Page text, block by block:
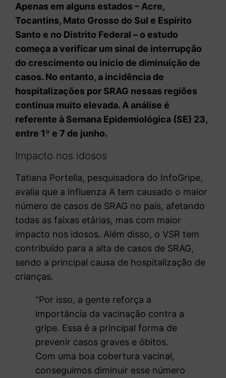
Apenas em alguns estados – Acre,
Tocantins, Mato Grosso do Sul e Espírito
Santo e no Distrito Federal – o estudo
começa a verificar um sinal de interrupção
do crescimento ou início de diminuição de
casos. No entanto, a incidência de
hospitalizações por SRAG nessas regiões
continua muito elevada. A análise é
referente à Semana Epidemiológica (SE) 23,
entre 1º e 7 de junho.
Impacto nos idosos
Tatiana Portella, pesquisadora do InfoGripe,
avalia que a influenza A tem causado o maior
número de casos de SRAG no país, afetando
todas as faixas etárias, mas com maior
impacto nos idosos. Além disso, o VSR tem
contribuído para a alta de casos de SRAG,
sendo a principal causa de hospitalização de
crianças.
“Por isso, a gente reforça a
importância da vacinação contra a
gripe. Essa é a principal forma de
prevenir casos graves e óbitos.
Com uma boa cobertura vacinal,
conseguimos diminuir esse número